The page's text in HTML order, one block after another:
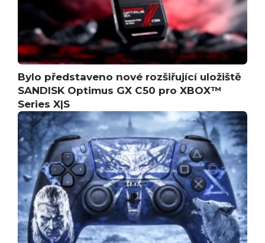
Bylo představeno nové rozšiřující uložiště
SANDISK Optimus GX C50 pro XBOX™
Series X|S